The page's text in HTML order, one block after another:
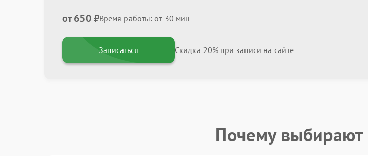
от 650 ₽Время работы: от 30 мин
Записаться Скидка 20% при записи на сайте
Почему выбирают